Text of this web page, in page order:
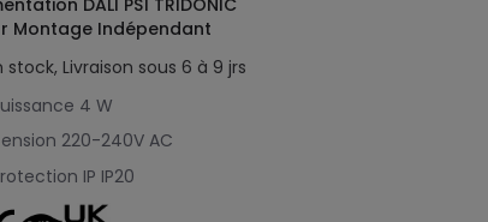
Montage Indépendant
stock, Livraison sous 6 à 9 jrs
4 W
220-240V AC
IP IP20